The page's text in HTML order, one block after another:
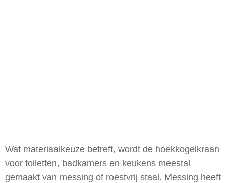
Wat materiaalkeuze betreft, wordt de hoekkogelkraan
voor toiletten, badkamers en keukens meestal
gemaakt van messing of roestvrij staal. Messing heeft